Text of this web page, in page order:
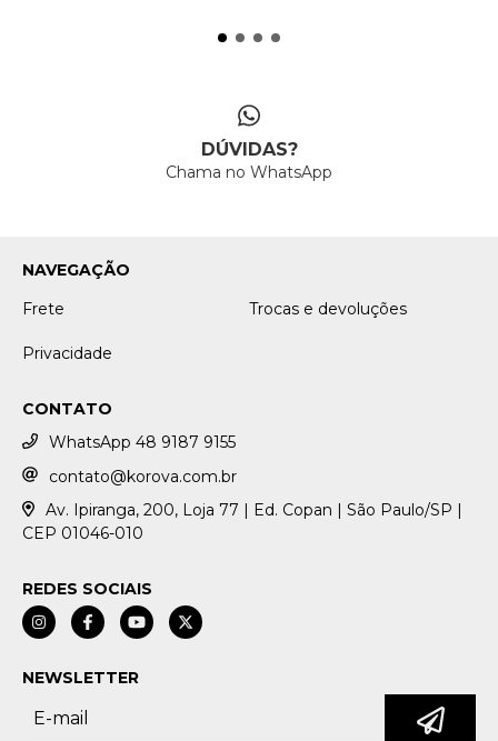
DÚVIDAS?
Chama no WhatsApp
NAVEGAÇÃO
Frete
Trocas e devoluções
Privacidade
CONTATO
WhatsApp 48 9187 9155
contato@korova.com.br
Av. Ipiranga, 200, Loja 77 | Ed. Copan | São Paulo/SP |
CEP 01046-010
REDES SOCIAIS
NEWSLETTER